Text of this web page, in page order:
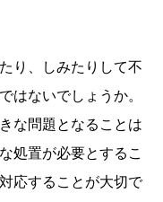
り、しみたりして不
はないでしょうか。
な問題となることは
処置が必要とするこ
応することが大切で